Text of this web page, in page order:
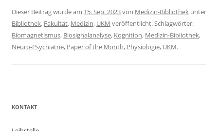
Dieser Beitrag wurde am 15. Sep. 2023von Medizin-Bibliothek unter
Bibliothek, Fakultät, Medizin, UKM veröffentlicht. Schlagwörter:
Biomagnetismus, Biosignalanalyse, Kognition, Medizin-Bibliothek,
Neuro-Psychiatrie, Paper of the Month, Physiologie, UKM.
KONTAKT